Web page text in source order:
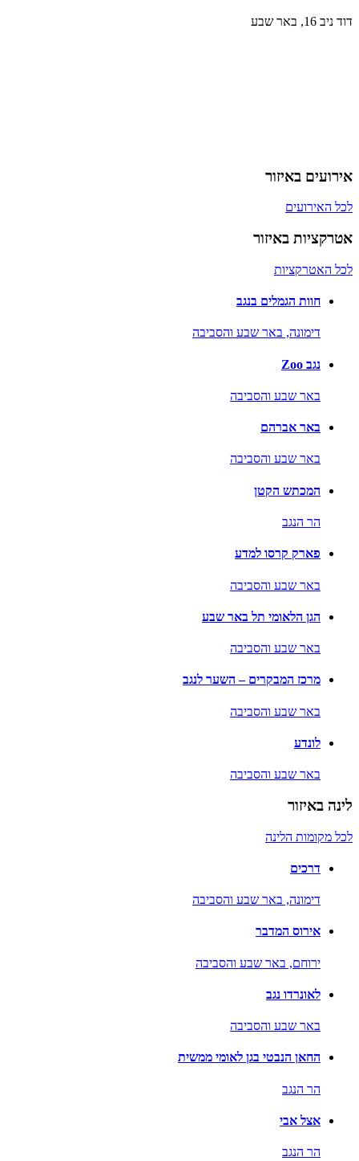
דוד ניב 16, באר שבע
אירועים באיזור
לכל האירועים
אטרקציות באיזור
לכל האטרקציות
חוות הגמלים בנגב
דימונה, באר שבע והסביבה
נגב Zoo
באר שבע והסביבה
באר אברהם
באר שבע והסביבה
המכתש הקטן
הר הנגב
פארק קרסו למדע
באר שבע והסביבה
הגן הלאומי תל באר שבע
באר שבע והסביבה
מרכז המבקרים – השער לנגב
באר שבע והסביבה
לונדע
באר שבע והסביבה
לינה באיזור
לכל מקומות הלינה
דרכים
דימונה, באר שבע והסביבה
אירוס המדבר
ירוחם, באר שבע והסביבה
לאונרדו נגב
באר שבע והסביבה
החאן הנבטי בגן לאומי ממשית
הר הנגב
אצל אבי
הר הנגב